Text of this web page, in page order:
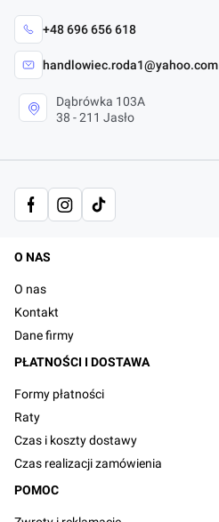
+48 696 656 618
handlowiec.roda1@yahoo.com
Dąbrówka 103A
38 - 211 Jasło
Linki w stopce
O NAS
O nas
Kontakt
Dane firmy
PŁATNOŚCI I DOSTAWA
Formy płatności
Raty
Czas i koszty dostawy
Czas realizacji zamówienia
POMOC